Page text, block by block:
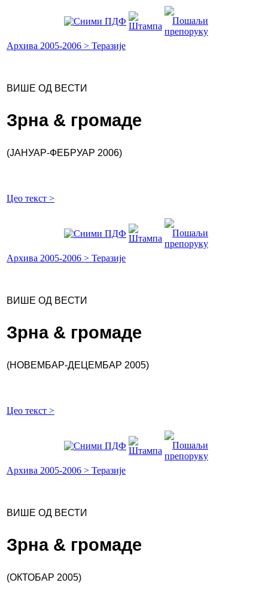
Архива 2005-2006 > Теразије
ВИШЕ ОД ВЕСТИ
Зрна & громаде
(ЈАНУАР-ФЕБРУАР 2006)
Цео текст >
Архива 2005-2006 > Теразије
ВИШЕ ОД ВЕСТИ
Зрна & громаде
(НОВЕМБАР-ДЕЦЕМБАР 2005)
Цео текст >
Архива 2005-2006 > Теразије
ВИШЕ ОД ВЕСТИ
Зрна & громаде
(ОКТОБАР 2005)